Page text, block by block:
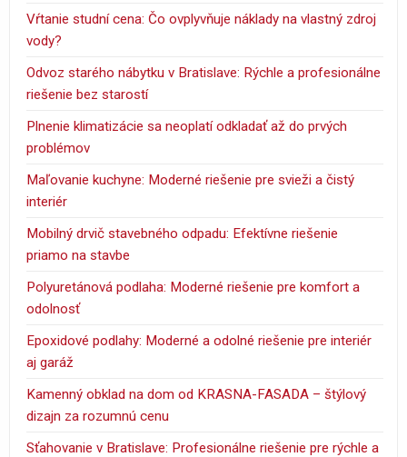
Vŕtanie studní cena: Čo ovplyvňuje náklady na vlastný zdroj
vody?
Odvoz starého nábytku v Bratislave: Rýchle a profesionálne
riešenie bez starostí
Plnenie klimatizácie sa neoplatí odkladať až do prvých
problémov
Maľovanie kuchyne: Moderné riešenie pre svieži a čistý
interiér
Mobilný drvič stavebného odpadu: Efektívne riešenie
priamo na stavbe
Polyuretánová podlaha: Moderné riešenie pre komfort a
odolnosť
Epoxidové podlahy: Moderné a odolné riešenie pre interiér
aj garáž
Kamenný obklad na dom od KRASNA-FASADA – štýlový
dizajn za rozumnú cenu
Sťahovanie v Bratislave: Profesionálne riešenie pre rýchle a